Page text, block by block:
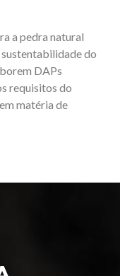
a pedra natural
do
DAPs
requisitos do
matéria de